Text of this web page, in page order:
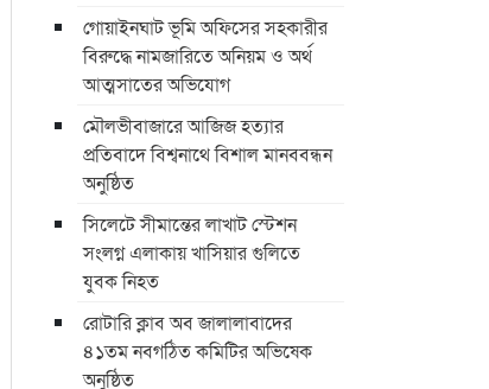
গোয়াইনঘাট ভূমি অফিসের সহকারীর
বিরুদ্ধে নামজারিতে অনিয়ম ও অর্থ
আত্মসাতের অভিযোগ
মৌলভীবাজারে আজিজ হত্যার
প্রতিবাদে বিশ্বনাথে বিশাল মানববন্ধন
অনুষ্ঠিত
সিলেটে সীমান্তের লাখাট স্টেশন
সংলগ্ন এলাকায় খাসিয়ার গুলিতে
যুবক নিহত
রোটারি ক্লাব অব জালালাবাদের
৪১তম নবগঠিত কমিটির অভিষেক
অনুষ্ঠিত